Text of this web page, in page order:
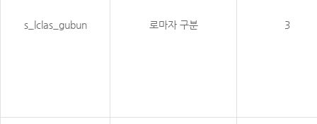
s_lclas_gubun 로마자 구분 3